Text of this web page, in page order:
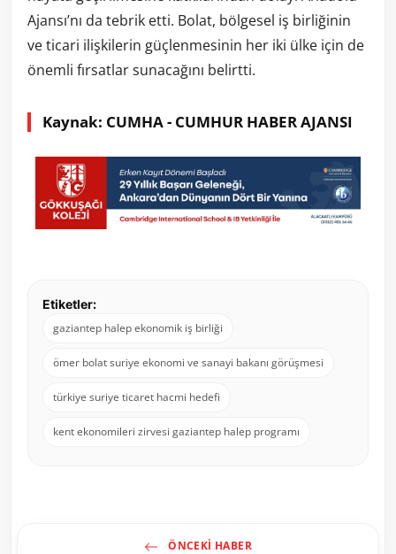
Ajansı’nı da tebrik etti. Bolat, bölgesel iş birliğinin
ve ticari ilişkilerin güçlenmesinin her iki ülke için de
önemli fırsatlar sunacağını belirtti.
Kaynak: CUMHA - CUMHUR HABER AJANSI
Etiketler:
gaziantep halep ekonomik iş birliği
ömer bolat suriye ekonomi ve sanayi bakanı görüşmesi
türkiye suriye ticaret hacmi hedefi
kent ekonomileri zirvesi gaziantep halep programı
ÖNCEKI HABER